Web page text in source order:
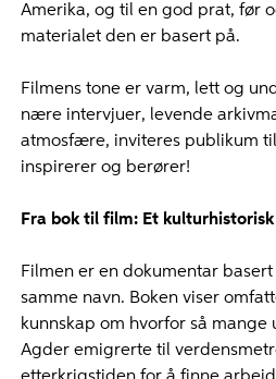
Amerika, og til en god prat, før
materialet den er basert på.
Filmens tone er varm, lett og
nære intervjuer, levende
atmosfære, inviteres publikum
inspirerer og berører!
Fra bok til film: Et
Filmen er en dokumentar
samme navn. Boken viser
kunnskap om hvorfor så mange
Agder emigrerte til